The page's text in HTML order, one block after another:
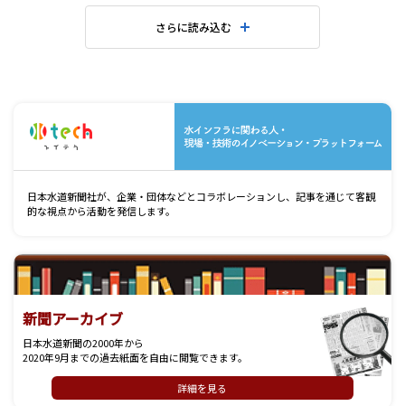
さらに読み込む
日本水道新聞社が、企業・団体などとコラボレーションし、記事を通じて客観
的な視点から活動を発信します。
新聞アーカイブ
日本水道新聞の2000年から
2020年9月までの過去紙面を自由に閲覧できます。
詳細を見る